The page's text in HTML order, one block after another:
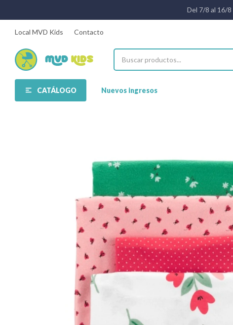
Del 7/8 al 16/8
CATÁLOGO Nuevos ingresos
Local MVD Kids Contacto